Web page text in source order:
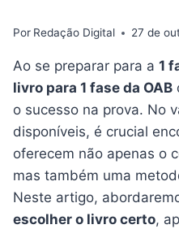
Por Redação Digital 27 de
Ao se preparar para a 1
livro para 1 fase da OAB
o sucesso na prova. No
disponíveis, é crucial
oferecem não apenas o
mas também uma
Neste artigo,
escolher o livro certo,